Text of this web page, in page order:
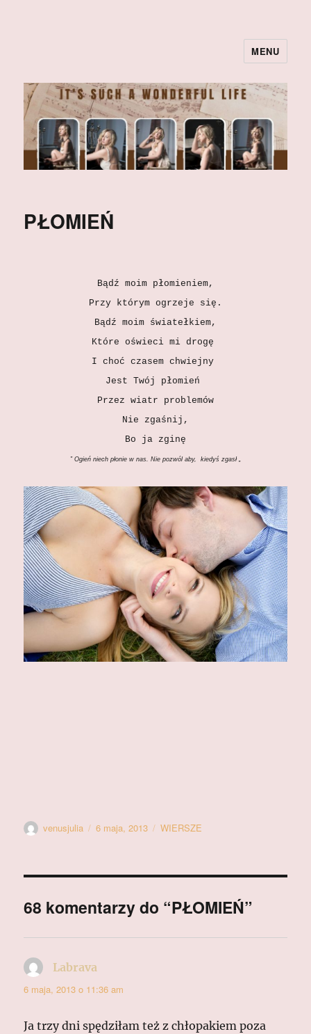
MENU
PŁOMIEŃ
Bądź moim płomieniem,
Przy którym ogrzeje się.
Bądź moim światełkiem,
Które oświeci mi drogę
I choć czasem chwiejny
Jest Twój płomień
Przez wiatr problemów
Nie zgaśnij,
Bo ja zginę
” Ogień niech płonie w nas. Nie pozwól aby, kiedyś zgasł „
Autor
venusjulia
Data
6 maja, 2013 Kategorie
WIERSZE
68 komentarzy do “PŁOMIEŃ”
Labrava
6 maja, 2013 o 11:36 am
Ja trzy dni spędziłam też z chłopakiem poza